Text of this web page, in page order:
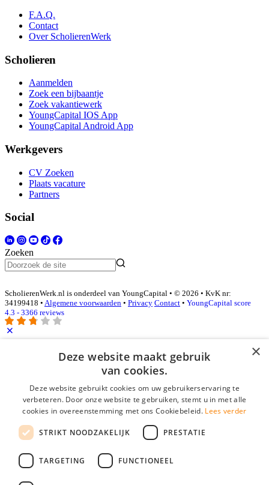
F.A.Q.
Contact
Over ScholierenWerk
Scholieren
Aanmelden
Zoek een bijbaantje
Zoek vakantiewerk
YoungCapital IOS App
YoungCapital Android App
Werkgevers
CV Zoeken
Plaats vacature
Partners
Social
Zoeken
ScholierenWerk.nl is onderdeel van YoungCapital • © 2026 • KvK nr:
34199418 • Algemene voorwaarden • Privacy Contact • YoungCapital score
4.3 - 3366 reviews
Inloggen als bedrijf
Wachtwoord
login gegevens onthouden
login
×
Deze website maakt gebruik
van cookies.
Deze website gebruikt cookies om uw gebruikerservaring te
verbeteren. Door onze website te gebruiken, stemt u in met alle
cookies in overeenstemming met ons Cookiebeleid. Lees verder
STRIKT NOODZAKELIJK PRESTATIE
TARGETING FUNCTIONEEL